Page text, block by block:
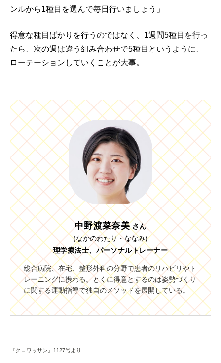
ンルから1種目を選んで毎日行いましょう」
得意な種目ばかりを行うのではなく、1週間5種目を行っ
たら、次の週は違う組み合わせで5種目というように、
ローテーションしていくことが大事。
中野渡菜奈美 さん
(なかのわたり・ななみ)
理学療法士、パーソナルトレーナー
総合病院、在宅、整形外科の分野で患者のリハビリやト
レーニングに携わる。とくに得意とするのは姿勢づくり
に関する運動指導で独自のメソッドを展開している。
『クロワッサン』1127号より